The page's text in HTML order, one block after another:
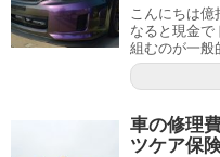
こんにちは億
なると現金で
組むのが一般
車の修理
ツケア保